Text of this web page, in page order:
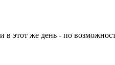
в этот же день - по